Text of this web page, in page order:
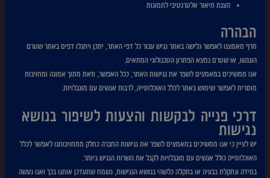
הצגת תיאור אלטרנטיבי לתמונות
הבהרה
חרף מאמצנו לאפשר גלישה באתר נגיש עבור כל דפי האתר, יתכן ויתגלו דפים באתר שטרם
הונגשו, או שטרם נמצא הפתרון הטכנולוגי המתאים.
אנו ממשיכים במאמצים לשפר את נגישות האתר, ככל האפשר, וזאת מתוך אמונה ומחויבות
מוסרית לאפשר שימוש באתר לכלל האוכלוסייה, לרבות אנשים עם מוגבלויות.
דרכי פנייה לבקשות והצעות לשיפור בנושא
נגישות
יש לציין כי אנו ממשיכים במאמצים לשפר את נגישות החברה כחלק ממחויבותנו לאפשר לכלל
האוכלוסייה כולל אנשים עם מוגבלויות לקבל את השרות הנגיש ביותר.
במידה ונתקלת בבעיה או בתקלה כלשהי בנושא הנגישות, נשמח שתעדכן אותנו בכך ואנו נעשה